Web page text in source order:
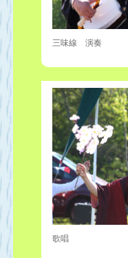
三味線 演奏
歌唱